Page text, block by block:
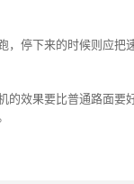
，停下来的时候则应把
的效果要比普通路面要